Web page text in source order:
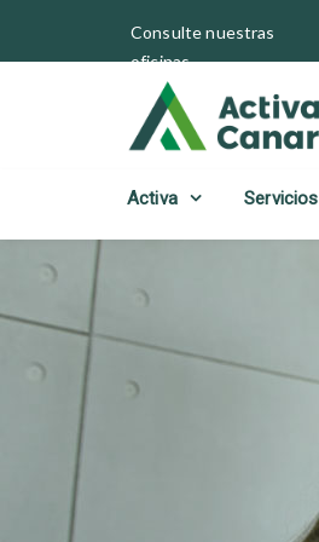
Consulte nuestras
oficinas
Activa Servicios